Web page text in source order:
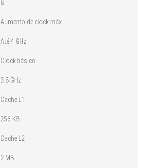
8
Aumento de clock máx.
Até 4 GHz
Clock básico
3.8 GHz
Cache L1
256 KB
Cache L2
2 MB